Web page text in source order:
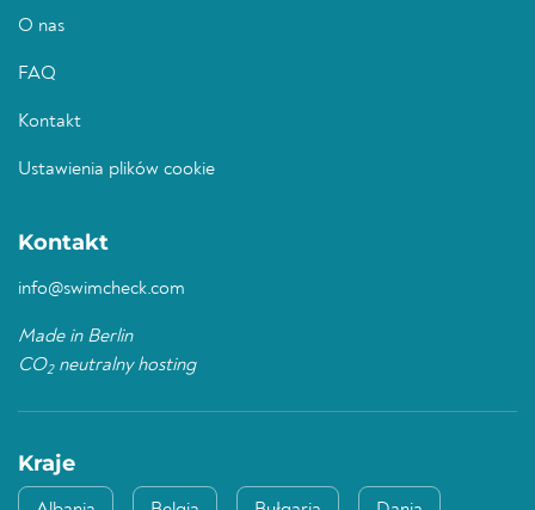
O nas
FAQ
Kontakt
Ustawienia plików cookie
Kontakt
info@swimcheck.com
Made in Berlin
CO2neutralny hosting
Kraje